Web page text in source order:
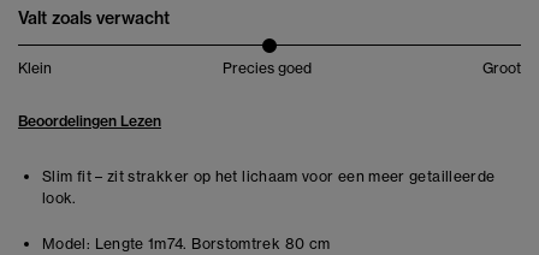
Valt zoals verwacht
Klein Precies goed Groot
Beoordelingen Lezen
Slim fit – zit strakker op het lichaam voor een meer getailleerde
look.
Model: Lengte 1m74. Borstomtrek 80 cm